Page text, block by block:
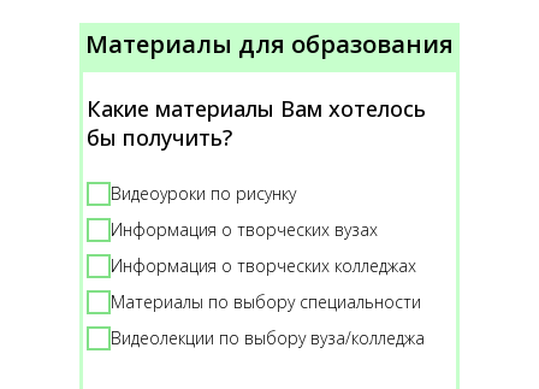
Какие материалы Вам хотелось
бы получить?
Видеоуроки по рисунку
Информация о творческих вузах
Информация о творческих колледжах
Материалы по выбору специальности
Видеолекции по выбору вуза/колледжа
Материалы для образования